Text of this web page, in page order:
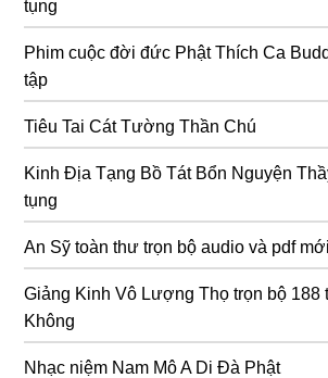
tụng
Phim cuộc đời đức Phật Thích Ca
tập
Tiêu Tai Cát Tường Thần Chú
Kinh Địa Tạng Bồ Tát Bổn Nguyện
tụng
An Sỹ toàn thư trọn bộ audio và pdf
Giảng Kinh Vô Lượng Thọ trọn bộ 188
Không
Nhạc niệm Nam Mô A Di Đà Phật